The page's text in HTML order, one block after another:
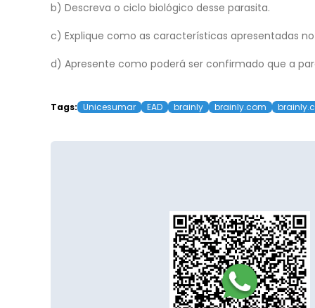
b) Descreva o ciclo biológico desse parasita.
c) Explique como as características apresentadas
d) Apresente como poderá ser confirmado que a
Tags: Unicesumar EAD brainly brainly.com